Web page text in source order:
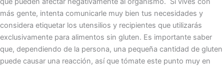
más gente, intenta comunicarle muy bien tus necesidades y
considera etiquetar los utensilios y recipientes que utilizarás
exclusivamente para alimentos sin gluten. Es importante saber
que, dependiendo de la persona, una pequeña cantidad de gluten
puede causar una reacción, así que tómate este punto muy en